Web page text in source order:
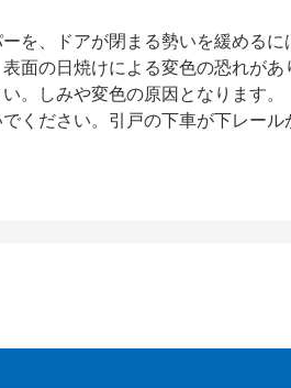
、ドアが閉まる勢いを緩めるに
の日焼けによる変色の恐れが
。しみや変色の原因となります。
ださい。引戸の下車が下レール